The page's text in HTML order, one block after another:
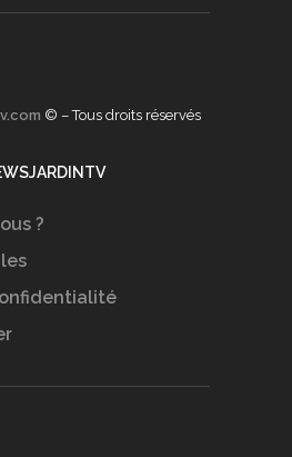
© – Tous droits réservés
?